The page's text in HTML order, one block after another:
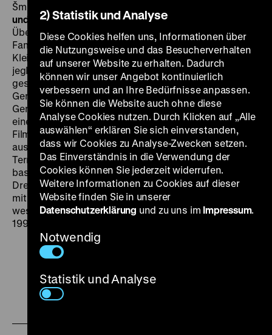
Šmída, 92‘
und FilmgesprächGibt es Rache oder Vergeltung
Überlebender an ihren Peinigern, an den Mördern ihrer
Familien? Die 1950er Jahre in einer westdeutschen
Kleinstadt, der Mief der Verdrängung, die Ablehnung
jeglicher Schuld und Verantwortung prägen die
gesellschaftliche Atmosphäre. Eine Überlebende, die
Gerechtigkeit erwartet und hofft, dass NS-Täter vor
Gericht gestellt werden, ist lediglich ein Störenfried,
eine Art Brandstifter unter Biedermännern. Der DEFA-
Film
Chronik eines Mordes zeichnet sich auch dadurch
aus, dass Situationen jüdischer Tradition unter dem
Terror der Nazi-Herrschaft gezeigt werden. Der Film
basiert auf einer Erzählung von Leonhard Frank. Der
Drehbuchautor Angel Wagenstein hat unter anderem
mit Konrad Wolf zusammengearbeitet und war
wesentlich an der demokratischen Wende in Bulgarien
1990 beteiligt.
2) Statistik und Analyse
Diese Cookies helfen uns, Informationen über
die Nutzungsweise und das Besucherverhalten
auf unserer Website zu erhalten. Dadurch
können wir unser Angebot kontinuierlich
verbessern und an Ihre Bedürfnisse anpassen.
Sie können die Website auch ohne diese
Analyse Cookies nutzen. Durch Klicken auf „Alle
auswählen“ erklären Sie sich einverstanden,
dass wir Cookies zu Analyse-Zwecken setzen.
Das Einverständnis in die Verwendung der
Cookies können Sie jederzeit widerrufen.
Weitere Informationen zu Cookies auf dieser
Website finden Sie in unserer
Datenschutzerklärung und zu uns im Impressum.
Notwendig
Statistik und Analyse